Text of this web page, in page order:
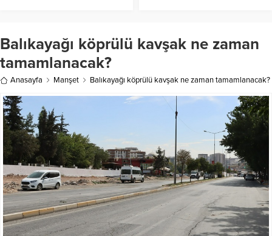
Balıkayağı köprülü kavşak ne zaman
tamamlanacak?
Anasayfa Manşet Balıkayağı köprülü kavşak ne zaman tamamlanacak?